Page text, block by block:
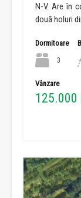
N-V. Are în
două holuri
Dormitoare
3
Vânzare
125.000